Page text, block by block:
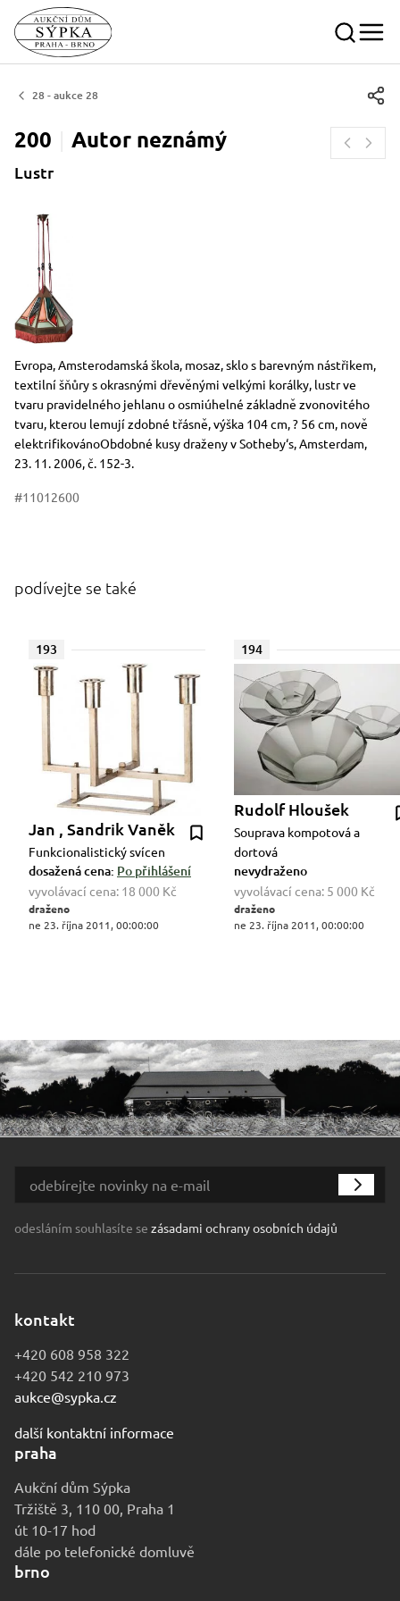
28 - aukce 28
200 Autor neznámý
Lustr
Rozměry
Stručný popis předmětu
Evropa, Amsterodamská škola, mosaz, sklo s barevným nástřikem,
textilní šňůry s okrasnými dřevěnými velkými korálky, lustr ve
tvaru pravidelného jehlanu o osmiúhelné základně zvonovitého
tvaru, kterou lemují zdobné třásně, výška 104 cm, ? 56 cm, nově
elektrifikovánoObdobné kusy draženy v Sotheby‘s, Amsterdam,
23. 11. 2006, č. 152-3.
#11012600
podívejte se také
193
Jan , Sandrik Vaněk
Funkcionalistický svícen
dosažená cena: Po přihlášení
vyvolávací cena: 18 000 Kč
draženo
ne 23. října 2011, 00:00:00
194
Rudolf Hloušek
Souprava kompotová a
dortová
nevydraženo
vyvolávací cena: 5 000 Kč
draženo
ne 23. října 2011, 00:00:00
odesláním souhlasíte se zásadami ochrany osobních údajů
kontakt
+420 608 958 322
+420 542 210 973
aukce@sypka.cz
další kontaktní informace
praha
Aukční dům Sýpka
Tržiště 3, 110 00, Praha 1
út 10-17 hod
dále po telefonické domluvě
brno